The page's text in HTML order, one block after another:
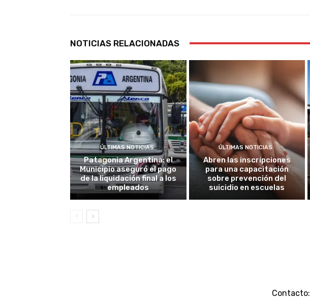
NOTICIAS RELACIONADAS
ÚLTIMAS NOTICIAS
Patagonia Argentina: el
Municipio aseguró el pago
de la liquidación final a los
empleados
ÚLTIMAS NOTICIAS
Abren las inscripciones
para una capacitación
sobre prevención del
suicidio en escuelas
Contacto: